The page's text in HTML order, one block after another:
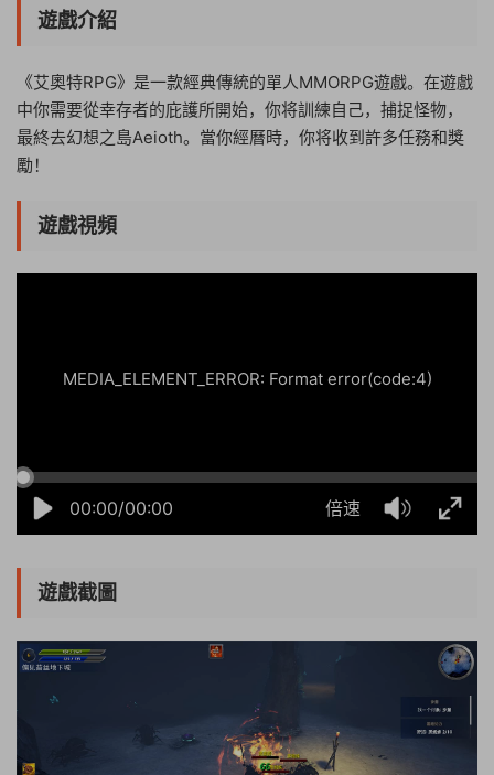
遊戲介紹
《艾奧特RPG》是一款經典傳統的單人MMORPG遊戲。在遊戲
中你需要從幸存者的庇護所開始，你将訓練自己，捕捉怪物，
最終去幻想之島Aeioth。當你經曆時，你将收到許多任務和獎
勵！
遊戲視頻
00:00/00:00 倍速
MEDIA_ELEMENT_ERROR: Format error(code:4)
遊戲截圖